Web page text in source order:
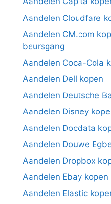
Aandelen Cloudfare
Aandelen CM.com
beursgang
Aandelen Coca-Cola
Aandelen Dell kopen
Aandelen Deutsche
Aandelen Disney
Aandelen Docdata
Aandelen Douwe
Aandelen Dropbox
Aandelen Ebay kopen
Aandelen Elastic